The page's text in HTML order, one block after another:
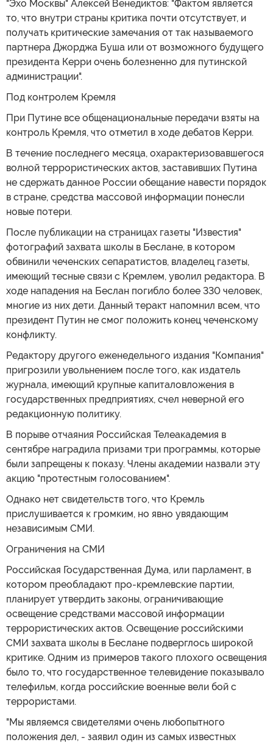
"Эхо Москвы" Алексей Венедиктов: "Фактом является
то, что внутри страны критика почти отсутствует, и
получать критические замечания от так называемого
партнера Джорджа Буша или от возможного будущего
президента Керри очень болезненно для путинской
администрации".
Под контролем Кремля
При Путине все общенациональные передачи взяты на
контроль Кремля, что отметил в ходе дебатов Керри.
В течение последнего месяца, охарактеризовавшегося
волной террористических актов, заставивших Путина
не сдержать данное России обещание навести порядок
в стране, средства массовой информации понесли
новые потери.
После публикации на страницах газеты "Известия"
фотографий захвата школы в Беслане, в котором
обвинили чеченских сепаратистов, владелец газеты,
имеющий тесные связи с Кремлем, уволил редактора. В
ходе нападения на Беслан погибло более 330 человек,
многие из них дети. Данный теракт напомнил всем, что
президент Путин не смог положить конец чеченскому
конфликту.
Редактору другого еженедельного издания "Компания"
пригрозили увольнением после того, как издатель
журнала, имеющий крупные капиталовложения в
государственных предприятиях, счел неверной его
редакционную политику.
В порыве отчаяния Российская Телеакадемия в
сентябре наградила призами три программы, которые
были запрещены к показу. Члены академии назвали эту
акцию "протестным голосованием".
Однако нет свидетельств того, что Кремль
прислушивается к громким, но явно увядающим
независимым СМИ.
Ограничения на СМИ
Российская Государственная Дума, или парламент, в
котором преобладают про-кремлевские партии,
планирует утвердить законы, ограничивающие
освещение средствами массовой информации
террористических актов. Освещение российскими
СМИ захвата школы в Беслане подверглось широкой
критике. Одним из примеров такого плохого освещения
было то, что государственное телевидение показывало
телефильм, когда российские военные вели бой с
террористами.
"Мы являемся свидетелями очень любопытного
положения дел, - заявил один из самых известных